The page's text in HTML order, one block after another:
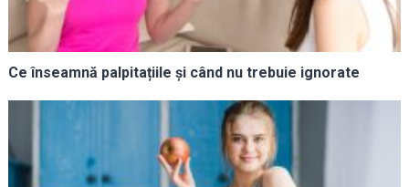
Ce înseamnă palpitațiile și când nu trebuie ignorate